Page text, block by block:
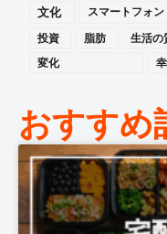
文化
スマートフォン
投資
脂肪 生活の
変化
おすすめ